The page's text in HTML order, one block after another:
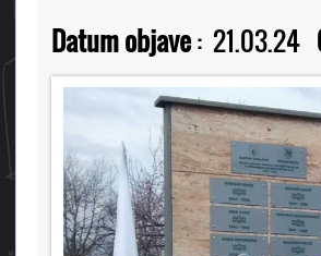
Datum objave: 21.03.24